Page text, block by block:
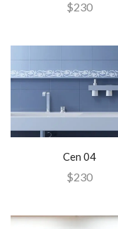
$230
Cen 04
$230